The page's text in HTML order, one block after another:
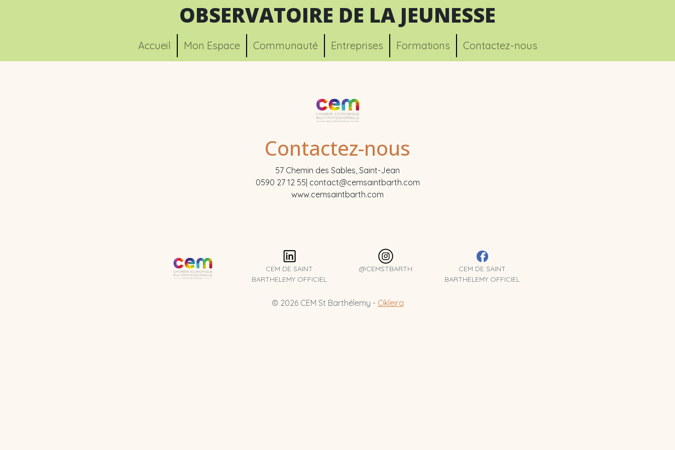
OBSERVATOIRE DE LA JEUNESSE
Accueil Mon Espace Communauté Entreprises Formations Contactez-nous
Contactez-nous
57 Chemin des Sables, Saint-Jean
0590 27 12 55| contact@cemsaintbarth.com
www.cemsaintbarth.com
CEM DE SAINT
BARTHELEMY OFFICIEL
@CEMSTBARTH
CEM DE SAINT
BARTHELEMY OFFICIEL
© 2026 CEM St Barthélemy - Okleira